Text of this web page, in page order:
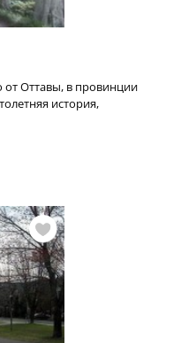
от Оттавы, в провинции
история,